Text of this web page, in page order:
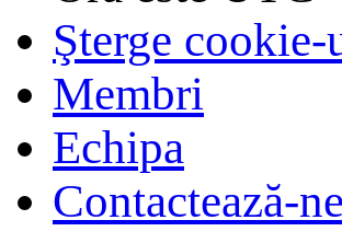
Şterge
Membri
Echipa
Contactează-ne